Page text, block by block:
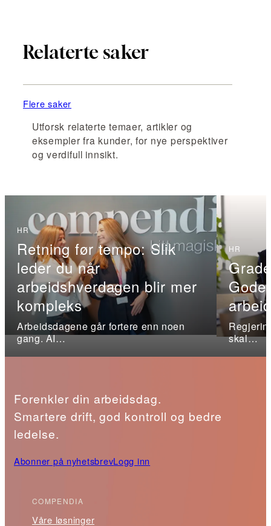
Relaterte saker
Flere saker
Utforsk relaterte temaer, artikler og
eksempler fra kunder, for nye perspektiver
og verdifull innsikt.
HR
Retning før tempo: Slik
leder du når
arbeidshverdagen blir mer
kompleks
Arbeidsdagene går fortere enn noen
gang. AI…
HR
skal…
Forenkler din arbeidsdag.
Smartere drift, god kontroll og bedre
ledelse.
Abonner på nyhetsbrevLogg inn
COMPENDIA
Våre løsninger